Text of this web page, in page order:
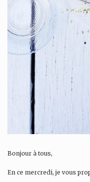
Bonjour à tous,
En ce mercredi, je vous